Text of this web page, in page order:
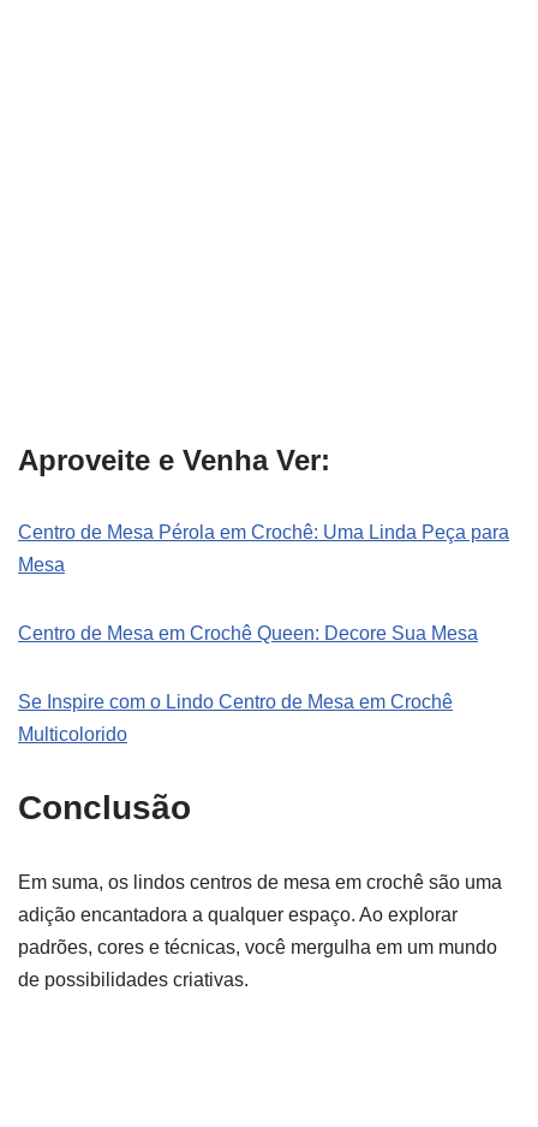
Aproveite e Venha Ver:
Centro de Mesa Pérola em Crochê: Uma Linda Peça para
Mesa
Centro de Mesa em Crochê Queen: Decore Sua Mesa
Se Inspire com o Lindo Centro de Mesa em Crochê
Multicolorido
Conclusão
Em suma, os lindos centros de mesa em crochê são uma
adição encantadora a qualquer espaço. Ao explorar
padrões, cores e técnicas, você mergulha em um mundo
de possibilidades criativas.